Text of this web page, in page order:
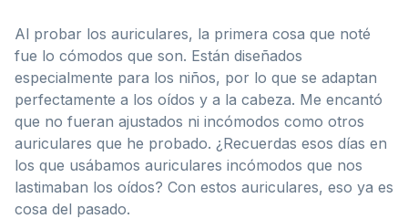
Al probar los auriculares, la primera cosa que noté
fue lo cómodos que son. Están diseñados
especialmente para los niños, por lo que se adaptan
perfectamente a los oídos y a la cabeza. Me encantó
que no fueran ajustados ni incómodos como otros
auriculares que he probado. ¿Recuerdas esos días en
los que usábamos auriculares incómodos que nos
lastimaban los oídos? Con estos auriculares, eso ya es
cosa del pasado.